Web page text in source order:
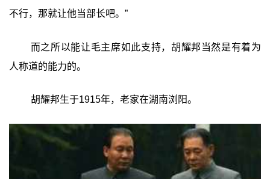
不行，那就让他当部长吧。”
而之所以能让毛主席如此支持，胡耀邦当然是有着为
人称道的能力的。
胡耀邦生于1915年，老家在湖南浏阳。